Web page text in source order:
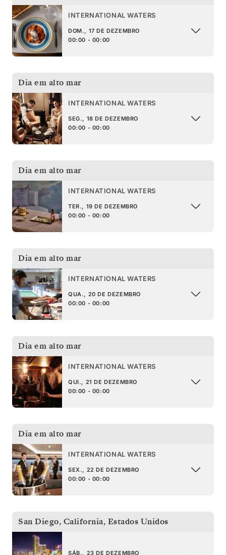
INTERNATIONAL WATERS
DOM., 17 DE DEZEMBRO
00:00 - 00:00
Dia em alto mar
INTERNATIONAL WATERS
SEG., 18 DE DEZEMBRO
00:00 - 00:00
Dia em alto mar
INTERNATIONAL WATERS
TER., 19 DE DEZEMBRO
00:00 - 00:00
Dia em alto mar
INTERNATIONAL WATERS
QUA., 20 DE DEZEMBRO
00:00 - 00:00
Dia em alto mar
INTERNATIONAL WATERS
QUI., 21 DE DEZEMBRO
00:00 - 00:00
Dia em alto mar
INTERNATIONAL WATERS
SEX., 22 DE DEZEMBRO
00:00 - 00:00
San Diego, California, Estados Unidos
SÁB., 23 DE DEZEMBRO